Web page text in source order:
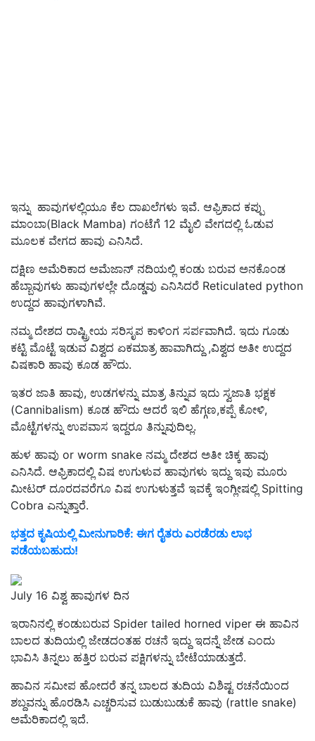
ಇನ್ನು ಹಾವುಗಳಲ್ಲಿಯೂ ಕೆಲ ದಾಖಲೆಗಳು ಇವೆ. ಆಫ್ರಿಕಾದ ಕಪ್ಪು
ಮಾಂಬಾ(Black Mamba) ಗಂಟೆಗೆ 12 ಮೈಲಿ ವೇಗದಲ್ಲಿ ಓಡುವ
ಮೂಲಕ ವೇಗದ ಹಾವು ಎನಿಸಿದೆ.
ದಕ್ಷಿಣ ಅಮೆರಿಕಾದ ಅಮೆಜಾನ್ ನದಿಯಲ್ಲಿ ಕಂಡು ಬರುವ ಅನಕೊಂಡ
ಹೆಬ್ಬಾವುಗಳು ಹಾವುಗಳಲ್ಲೇ ದೊಡ್ಡವು ಎನಿಸಿದರೆ Reticulated python
ಉದ್ದದ ಹಾವುಗಳಾಗಿವೆ.
ನಮ್ಮ ದೇಶದ ರಾಷ್ಟ್ರೀಯ ಸರಿಸೃಪ ಕಾಳಿಂಗ ಸರ್ಪವಾಗಿದೆ. ಇದು ಗೂಡು
ಕಟ್ಟಿ ಮೊಟ್ಟೆ ಇಡುವ ವಿಶ್ವದ ಏಕಮಾತ್ರ ಹಾವಾಗಿದ್ದು ,ವಿಶ್ವದ ಅತೀ ಉದ್ದದ
ವಿಷಕಾರಿ ಹಾವು ಕೂಡ ಹೌದು.
ಇತರ ಜಾತಿ ಹಾವು, ಉಡಗಳನ್ನು ಮಾತ್ರ ತಿನ್ನುವ ಇದು ಸ್ವಜಾತಿ ಭಕ್ಷಕ
(Cannibalism) ಕೂಡ ಹೌದು ಆದರೆ ಇಲಿ ಹೆಗ್ಗಣ,ಕಪ್ಪೆ ಕೋಳಿ,
ಮೊಟ್ಟೆಗಳನ್ನು ಉಪವಾಸ ಇದ್ದರೂ ತಿನ್ನುವುದಿಲ್ಲ.
ಹುಳ ಹಾವು or worm snake ನಮ್ಮ ದೇಶದ ಅತೀ ಚಿಕ್ಕ ಹಾವು
ಎನಿಸಿದೆ. ಆಫ್ರಿಕಾದಲ್ಲಿ ವಿಷ ಉಗುಳುವ ಹಾವುಗಳು ಇದ್ದು ಇವು ಮೂರು
ಮೀಟರ್ ದೂರದವರೆಗೂ ವಿಷ ಉಗುಳುತ್ತವೆ ಇವಕ್ಕೆ ಇಂಗ್ಲೀಷಲ್ಲಿ Spitting
Cobra ಎನ್ನುತ್ತಾರೆ.
ಭತ್ತದ ಕೃಷಿಯಲ್ಲಿ ಮೀನುಗಾರಿಕೆ: ಈಗ ರೈತರು ಎರಡೆರಡು ಲಾಭ
ಪಡೆಯಬಹುದು!
July 16 ವಿಶ್ವ ಹಾವುಗಳ ದಿನ
ಇರಾನಿನಲ್ಲಿ ಕಂಡುಬರುವ Spider tailed horned viper ಈ ಹಾವಿನ
ಬಾಲದ ತುದಿಯಲ್ಲಿ ಜೇಡದಂತಹ ರಚನೆ ಇದ್ದು ಇದನ್ನೆ ಜೇಡ ಎಂದು
ಭಾವಿಸಿ ತಿನ್ನಲು ಹತ್ತಿರ ಬರುವ ಪಕ್ಷಿಗಳನ್ನು ಬೇಟೆಯಾಡುತ್ತದೆ.
ಹಾವಿನ ಸಮೀಪ ಹೋದರೆ ತನ್ನ ಬಾಲದ ತುದಿಯ ವಿಶಿಷ್ಟ ರಚನೆಯಿಂದ
ಶಬ್ದವನ್ನು ಹೊರಡಿಸಿ ಎಚ್ಚರಿಸುವ ಬುಡುಬುಡುಕೆ ಹಾವು (rattle snake)
ಅಮೆರಿಕಾದಲ್ಲಿ ಇದೆ.